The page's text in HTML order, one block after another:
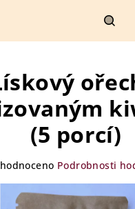
(5 porcí)
Podrobnosti